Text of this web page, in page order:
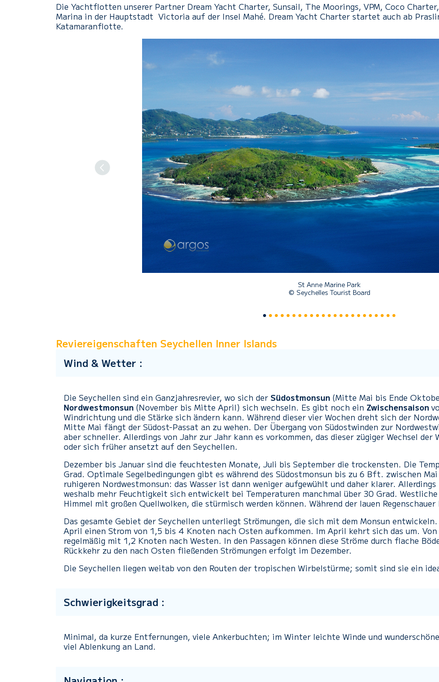
Die Yachtflotten unserer Partner Dream Yacht Charter, Sunsail, The Moorings, VPM, Coco
Marina in der Hauptstadt Victoria auf der Insel Mahé. Dream Yacht Charter startet auch ab
Katamaranflotte.
Previous
St Anne Marine Park
© Seychelles Tourist Board
Reviereigenschaften Seychellen Inner Islands
Wind & Wetter :
Die Seychellen sind ein Ganzjahresrevier, wo sich der Südostmonsun (Mitte Mai bis Ende
Nordwestmonsun (November bis Mitte April) sich wechseln. Es gibt noch ein Zwischensaison
Windrichtung und die Stärke sich ändern kann. Während dieser vier Wochen dreht sich der
Mitte Mai fängt der Südost-Passat an zu wehen. Der Übergang von Südostwinden zur
aber schneller. Allerdings von Jahr zur Jahr kann es vorkommen, das dieser zügiger Wechsel
oder sich früher ansetzt auf den Seychellen.
Dezember bis Januar sind die feuchtesten Monate, Juli bis September die trockensten. Die
Grad. Optimale Segelbedingungen gibt es während des Südostmonsun bis zu 6 Bft. zwischen
ruhigeren Nordwestmonsun: das Wasser ist dann weniger aufgewühlt und daher klarer.
weshalb mehr Feuchtigkeit sich entwickelt bei Temperaturen manchmal über 30 Grad.
Himmel mit großen Quellwolken, die stürmisch werden können. Während der lauen
Das gesamte Gebiet der Seychellen unterliegt Strömungen, die sich mit dem Monsun entwickeln.
April einen Strom von 1,5 bis 4 Knoten nach Osten aufkommen. Im April kehrt sich das um.
regelmäßig mit 1,2 Knoten nach Westen. In den Passagen können diese Ströme durch flache
Rückkehr zu den nach Osten fließenden Strömungen erfolgt im Dezember.
Die Seychellen liegen weitab von den Routen der tropischen Wirbelstürme; somit sind sie ein
Schwierigkeitsgrad :
Minimal, da kurze Entfernungen, viele Ankerbuchten; im Winter leichte Winde und
viel Ablenkung an Land.